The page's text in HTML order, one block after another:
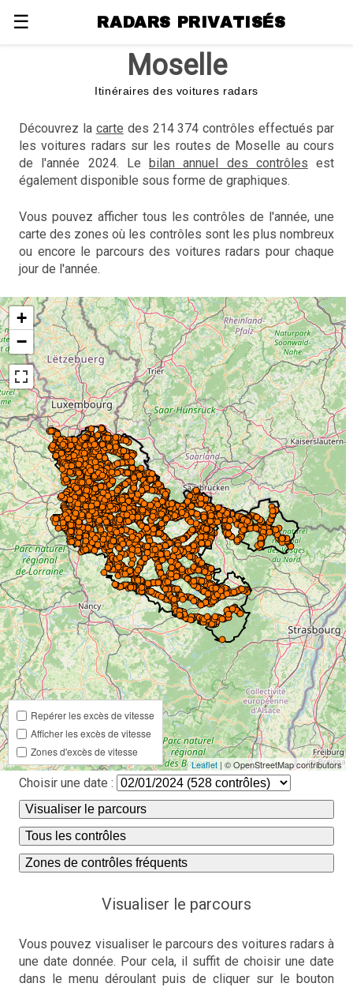
☰ RADARS PRIVATISÉS
Moselle
Itinéraires des voitures radars
Découvrez la carte des 214 374 contrôles effectués par
les voitures radars sur les routes de Moselle au cours
de l'année 2024. Le bilan annuel des contrôles est
également disponible sous forme de graphiques.
Vous pouvez afficher tous les contrôles de l'année, une
carte des zones où les contrôles sont les plus nombreux
ou encore le parcours des voitures radars pour chaque
jour de l'année.
Repérer les excès de vitesse
Afficher les excès de vitesse
Zones d'excès de vitesse
+
−
Leaflet | © OpenStreetMap contributors
Choisir une date :
Visualiser le parcours
Tous les contrôles
Zones de contrôles fréquents
Visualiser le parcours
Vous pouvez visualiser le parcours des voitures radars à
une date donnée. Pour cela, il suffit de choisir une date
dans le menu déroulant puis de cliquer sur le bouton